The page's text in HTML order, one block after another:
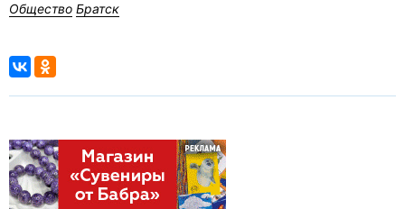
Общество Братск